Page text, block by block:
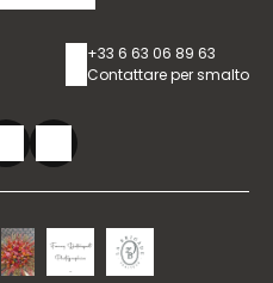
+33 6 63 06 89 63
Contattare per smalto